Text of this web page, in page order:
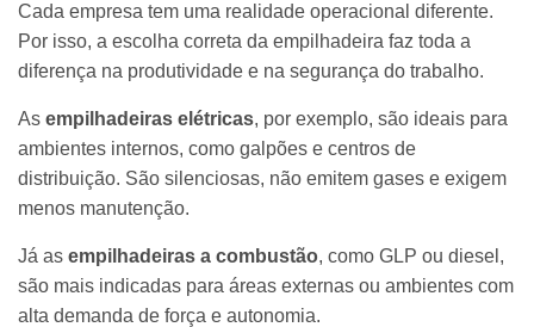
Cada empresa tem uma realidade operacional diferente.
Por isso, a escolha correta da empilhadeira faz toda a
diferença na produtividade e na segurança do trabalho.
As empilhadeiras elétricas, por exemplo, são ideais para
ambientes internos, como galpões e centros de
distribuição. São silenciosas, não emitem gases e exigem
menos manutenção.
Já as empilhadeiras a combustão, como GLP ou diesel,
são mais indicadas para áreas externas ou ambientes com
alta demanda de força e autonomia.